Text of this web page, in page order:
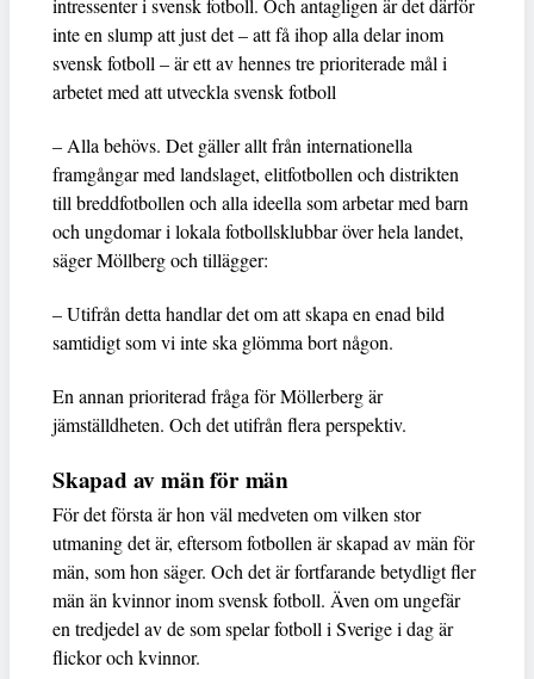
intressenter i svensk fotboll. Och antagligen är det därför
inte en slump att just det – att få ihop alla delar inom
svensk fotboll – är ett av hennes tre prioriterade mål i
arbetet med att utveckla svensk fotboll
– Alla behövs. Det gäller allt från internationella
framgångar med landslaget, elitfotbollen och distrikten
till breddfotbollen och alla ideella som arbetar med barn
och ungdomar i lokala fotbollsklubbar över hela landet,
säger Möllberg och tillägger:
– Utifrån detta handlar det om att skapa en enad bild
samtidigt som vi inte ska glömma bort någon.
En annan prioriterad fråga för Möllerberg är
jämställdheten. Och det utifrån flera perspektiv.
Skapad av män för män
För det första är hon väl medveten om vilken stor
utmaning det är, eftersom fotbollen är skapad av män för
män, som hon säger. Och det är fortfarande betydligt fler
män än kvinnor inom svensk fotboll. Även om ungefär
en tredjedel av de som spelar fotboll i Sverige i dag är
flickor och kvinnor.